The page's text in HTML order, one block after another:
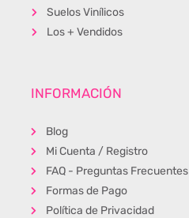
Suelos Vinílicos
Los + Vendidos
INFORMACIÓN
Blog
Mi Cuenta / Registro
FAQ - Preguntas Frecuentes
Formas de Pago
Política de Privacidad